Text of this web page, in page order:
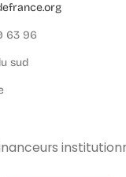
63 96
sud